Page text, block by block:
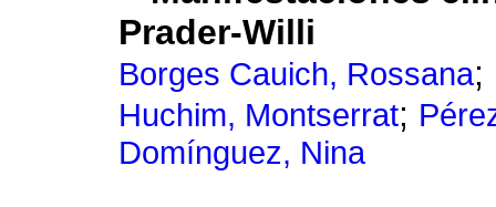
Prader-Willi
Borges Cauich, Rossana;
Huchim, Montserrat;
Domínguez, Nina